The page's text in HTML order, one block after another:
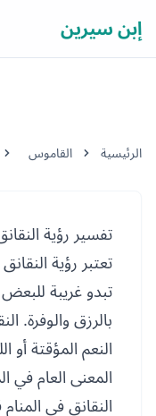
إبن سيرين
الرئيسية القاموس
تفسير رؤية
تعتبر رؤية
تبدو غريبة
بالرزق والوفرة.
النعم المؤقتة أو
المعنى العام في
النقانق في